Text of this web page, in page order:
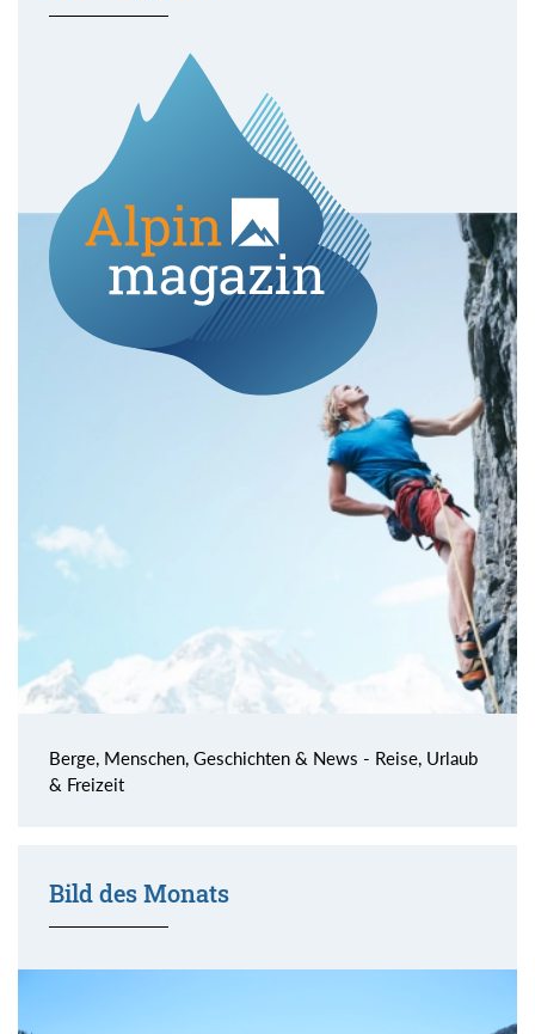
Berge, Menschen, Geschichten & News - Reise, Urlaub
& Freizeit
Bild des Monats